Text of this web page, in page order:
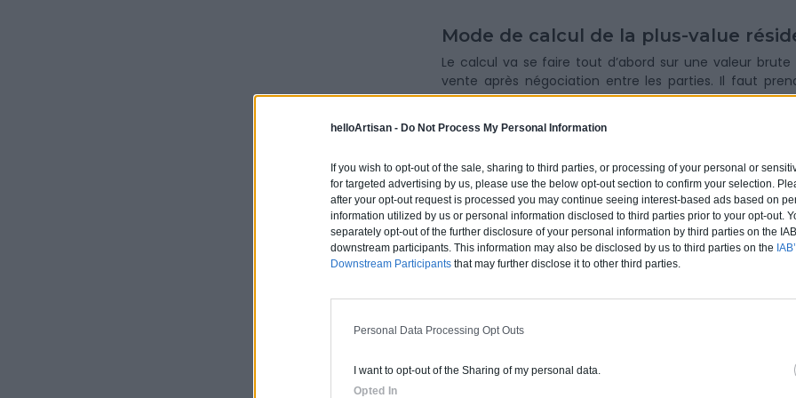
helloArtisan - Do Not Process My Personal Information
If you wish to opt-out of the sale, sharing to third parties, or processing of your personal or
for targeted advertising by us, please use the below opt-out section to confirm your selection.
after your opt-out request is processed you may continue seeing interest-based ads based on
information utilized by us or personal information disclosed to third parties prior to your opt-out.
separately opt-out of the further disclosure of your personal information by third parties on the
downstream participants. This information may also be disclosed by us to third parties on the
Downstream Participants that may further disclose it to other third parties.
Personal Data Processing Opt Outs
I want to opt-out of the Sharing of my personal data.
Opted In
Mode de calcul de la plus-value
Le calcul va se faire tout d’abord sur une valeur
vente après négociation entre les parties. Il faut
pendant lesquelles le propriétaire a été détenteur du
: cette plus-
value immobilière nette.
Comment connaître la plus-value
secondaire ?
Il faut tenir compte de 2 informations importantes :
Prix d’achat congé. Il prend en compte les
frais de notaire ainsi que les coûts d’éventuels
à ces travaux) ;
Prix de vente congé. Cela englobe les
l’acte de vente de la résidence
éventuelles indemnités, etc. On y trouve